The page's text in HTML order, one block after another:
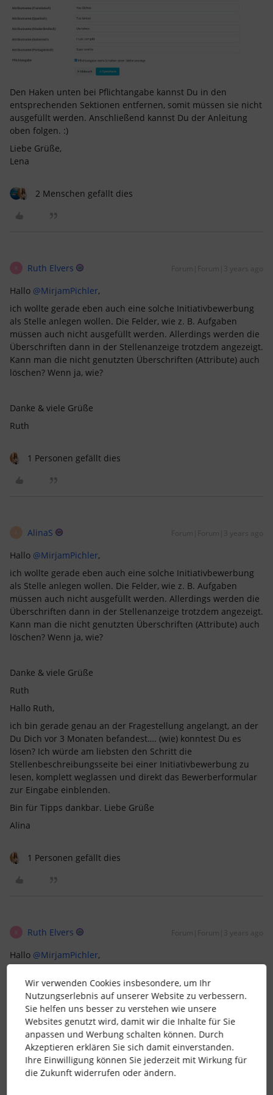
Den Haken unten bei Pflichtangabe kannst Du in den
entsprechenden Sektionen entfernen, somit müssen sie nicht
ausgefüllt werden. Anschließend kannst Du der Anleitung
oben folgen. :)
Liebe Grüße,
Lena
2 Menschen gefällt dies
R Ruth Elvers Forum|Forum|3 years ago
Hallo @MirjamPichler,
ich wollte gerade eben auch eine solche Initiativbewerbung
als Stelle anlegen wollen. Die Felder, wie z. B. Aufgaben
müssen auch nicht ausgefüllt werden. Allerdings werden die
Überschriften dann in der Stellenanzeige trotzdem angezeigt.
Kann man die nicht genutzten Überschriften (Attribute) auch
löschen? Wenn ja, wie?
Danke & viele Grüße
Ruth
1 Personen gefällt dies
AlinaS Forum|Forum|3 years ago
Hallo @MirjamPichler,
ich wollte gerade eben auch eine solche Initiativbewerbung
als Stelle anlegen wollen. Die Felder, wie z. B. Aufgaben
müssen auch nicht ausgefüllt werden. Allerdings werden die
Überschriften dann in der Stellenanzeige trotzdem angezeigt.
Kann man die nicht genutzten Überschriften (Attribute) auch
löschen? Wenn ja, wie?
Danke & viele Grüße
Ruth
Hallo Ruth,
ich bin gerade genau an der Fragestellung angelangt, an der
Du Dich vor 3 Monaten befandest…. (wie) konntest Du es
lösen? Ich würde am liebsten den Schritt die
Stellenbeschreibungsseite bei einer Initiativbewerbung zu
lesen, komplett weglassen und direkt das Bewerberformular
zur Eingabe einblenden.
Bin für Tipps dankbar. Liebe Grüße
Alina
1 Personen gefällt dies
R Ruth Elvers Forum|Forum|3 years ago
Hallo @MirjamPichler,
als Stelle anlegen wollen. Die Felder, wie z. B. Aufgaben
müssen auch nicht ausgefüllt werden. Allerdings werden die
Überschriften dann in der Stellenanzeige trotzdem angezeigt.
Kann man die nicht genutzten Überschriften (Attribute) auch
löschen? Wenn ja, wie?
Danke & viele Grüße
Wir verwenden Cookies insbesondere, um Ihr
Nutzungserlebnis auf unserer Website zu verbessern.
Sie helfen uns besser zu verstehen wie unsere
Websites genutzt wird, damit wir die Inhalte für Sie
anpassen und Werbung schalten können. Durch
Akzeptieren erklären Sie sich damit einverstanden.
Ihre Einwilligung können Sie jederzeit mit Wirkung für
die Zukunft widerrufen oder ändern.